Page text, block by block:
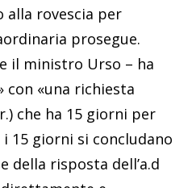
rovescia per
prosegue.
il ministro Urso – ha
con «una richiesta
che ha 15 giorni per
15 giorni si concludano
della risposta dell’a.d